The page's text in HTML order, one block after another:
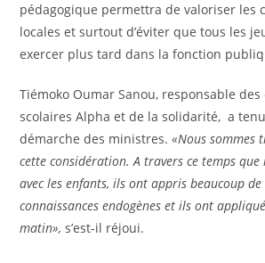
pédagogique permettra de valoriser les
locales et surtout d’éviter que tous les
exercer plus tard dans la fonction
Tiémoko Oumar Sanou, responsable des
scolaires Alpha et de la solidarité, a
démarche des ministres.«Nous sommes
cette considération. A travers ce temps que
avec les enfants, ils ont appris beaucoup de
connaissances endogènes et ils ont
matin», s’est-il réjoui.